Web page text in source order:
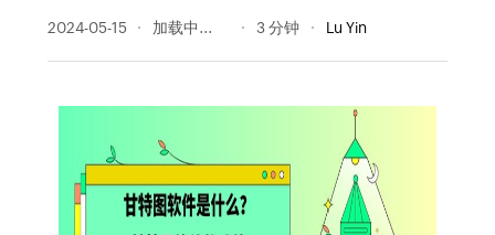
2024-05-15 359 阅读量 3 分钟 Lu Yin